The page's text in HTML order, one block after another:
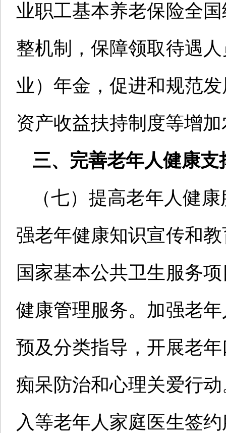
业职工基本养老保险全
整机制，保障领取待遇
业）年金，促进和规范
资产收益扶持制度等增
三、完善老年人健康支
（七）提高老年人健
强老年健康知识宣传和
国家基本公共卫生服务
健康管理服务。加强老
预及分类指导，开展老
痴呆防治和心理关爱行
入等老年人家庭医生签